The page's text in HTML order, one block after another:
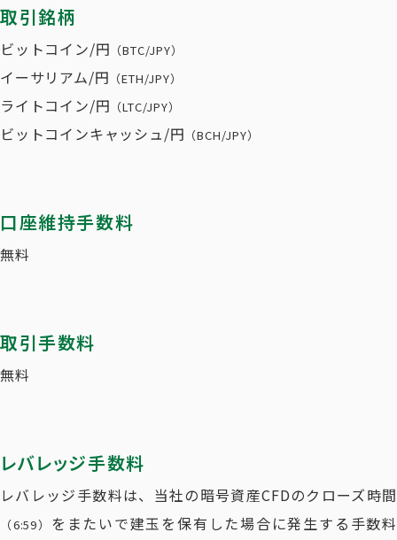
取引銘柄
ビットコイン/円 （BTC/JPY）
イーサリアム/円 （ETH/JPY）
ライトコイン/円 （LTC/JPY）
ビットコインキャッシュ/円 （BCH/JPY）
口座維持手数料
無料
取引手数料
無料
レバレッジ手数料
レバレッジ手数料は、当社の暗号資産CFDのクローズ時間
（6:59） をまたいで建玉を保有した場合に発生する手数料